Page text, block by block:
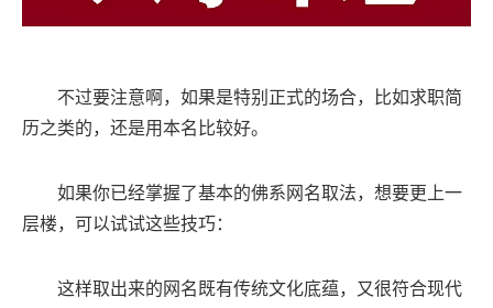
不过要注意啊，如果是特别正式的场合，比如求职简
历之类的，还是用本名比较好。
如果你已经掌握了基本的佛系网名取法，想要更上一
层楼，可以试试这些技巧：
这样取出来的网名既有传统文化底蕴，又很符合现代